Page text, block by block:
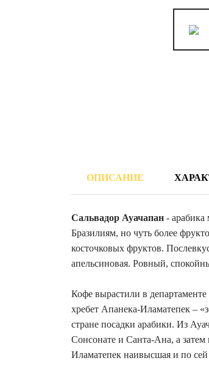
ОПИСАНИЕ
Сальвадор Ауачапан - арабика
Бразилиям, но чуть более
косточковых фруктов.
апельсиновая. Ровный,
Кофе вырастили в
хребет Апанека-Иламатепек –
стране посадки арабики. Из
Сонсонате и Санта-Ана, а
Иламатепек наивысшая и по сей